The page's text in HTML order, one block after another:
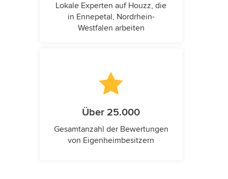
Lokale Experten auf Houzz, die
in Ennepetal, Nordrhein-
Westfalen arbeiten
Über 25.000
Gesamtanzahl der Bewertungen
von Eigenheimbesitzern